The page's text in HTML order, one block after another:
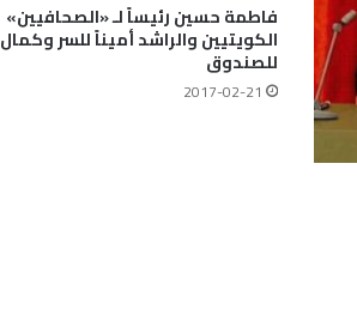
فاطمة حسين رئيساً لـ «الصحافيين»
الكويتيين والراشد أميناً للسر وكمال
للصندوق
2017-02-21